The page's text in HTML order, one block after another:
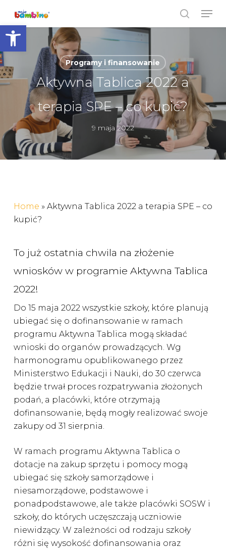
Open toolbar
main
content
Programy i finansowanie
Aktywna Tablica 2022 a
terapia SPE – co kupić?
9 maja 2022
Home » Aktywna Tablica 2022 a terapia SPE – co
kupić?
To już ostatnia chwila na złożenie
wniosków w programie Aktywna Tablica
2022!
Do 15 maja 2022 wszystkie szkoły, które planują
ubiegać się o dofinansowanie w ramach
programu Aktywna Tablica mogą składać
wnioski do organów prowadzących. Wg
harmonogramu opublikowanego przez
Ministerstwo Edukacji i Nauki, do 30 czerwca
będzie trwał proces rozpatrywania złożonych
podań, a placówki, które otrzymają
dofinansowanie, będą mogły realizować swoje
zakupy od 31 sierpnia.
W ramach programu Aktywna Tablica o
dotacje na zakup sprzętu i pomocy mogą
ubiegać się szkoły samorządowe i
niesamorządowe, podstawowe i
ponadpodstawowe, ale także placówki SOSW i
szkoły, do których uczęszczają uczniowie
niewidzący. W zależności od rodzaju szkoły
różni się wysokość dofinansowania oraz